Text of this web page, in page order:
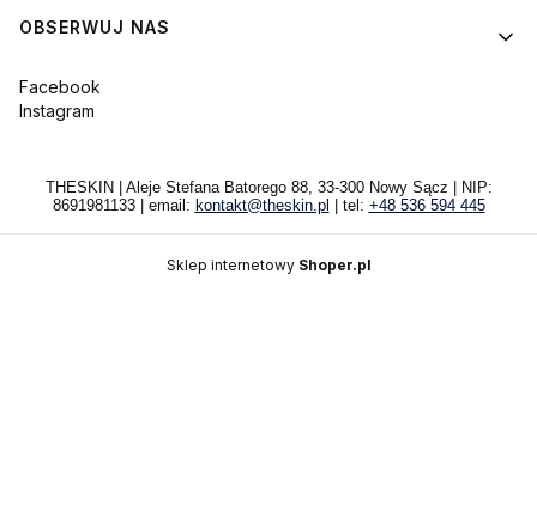
OBSERWUJ NAS
Facebook
Instagram
THESKIN | Aleje Stefana Batorego 88, 33-300 Nowy Sącz | NIP:
8691981133 | email: kontakt@theskin.pl | tel: +48 536 594 445
Sklep internetowy Shoper.pl